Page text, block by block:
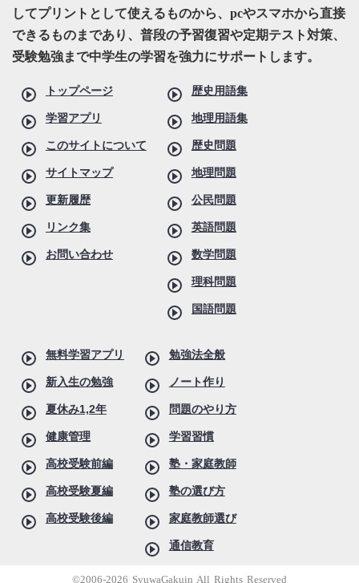
してプリントとして使えるものから、pcやスマホから直接
できるものまであり、普段の予習復習や定期テスト対策、
受験勉強まで中学生の学習を強力にサポートします。
トップページ
学習アプリ
このサイトについて
サイトマップ
更新履歴
リンク集
お問い合わせ
歴史用語集
地理用語集
歴史問題
地理問題
公民問題
英語問題
数学問題
理科問題
国語問題
無料学習アプリ
新入生の勉強
夏休み1,2年
健康管理
高校受験前編
高校受験夏編
高校受験後編
勉強法全般
ノート作り
問題のやり方
学習習慣
塾・家庭教師
塾の選び方
家庭教師選び
通信教育
©2006-2026 SyuwaGakuin All Rights Reserved